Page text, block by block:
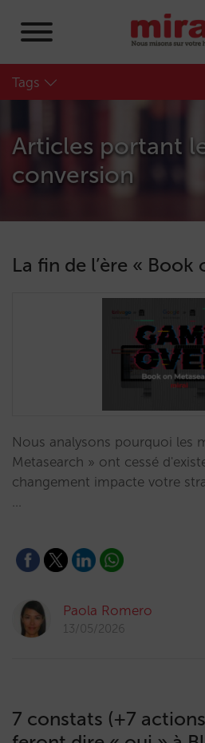
Tags
Articles portant
conversion
La fin de l’ère «
Nous analysons pourquoi les
Metasearch » ont cessé
changement impacte votre
…
Paola Romero
13/05/2026
7 constats (+7